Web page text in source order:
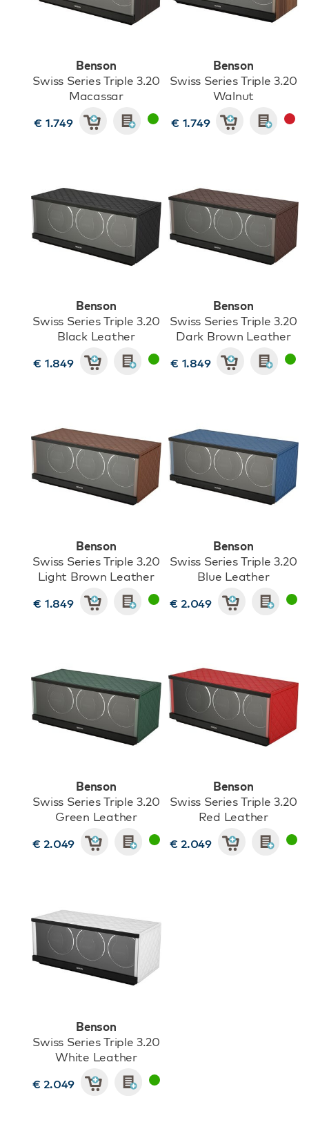
Benson
Swiss Series Triple 3.20
Macassar
€ 1.749
Benson
Swiss Series Triple 3.20
Walnut
€ 1.749
Benson
Swiss Series Triple 3.20
Black Leather
€ 1.849
Benson
Swiss Series Triple 3.20
Dark Brown Leather
€ 1.849
Benson
Swiss Series Triple 3.20
Light Brown Leather
€ 1.849
Benson
Swiss Series Triple 3.20
Blue Leather
€ 2.049
Benson
Swiss Series Triple 3.20
Green Leather
€ 2.049
Benson
Swiss Series Triple 3.20
Red Leather
€ 2.049
Benson
Swiss Series Triple 3.20
White Leather
€ 2.049